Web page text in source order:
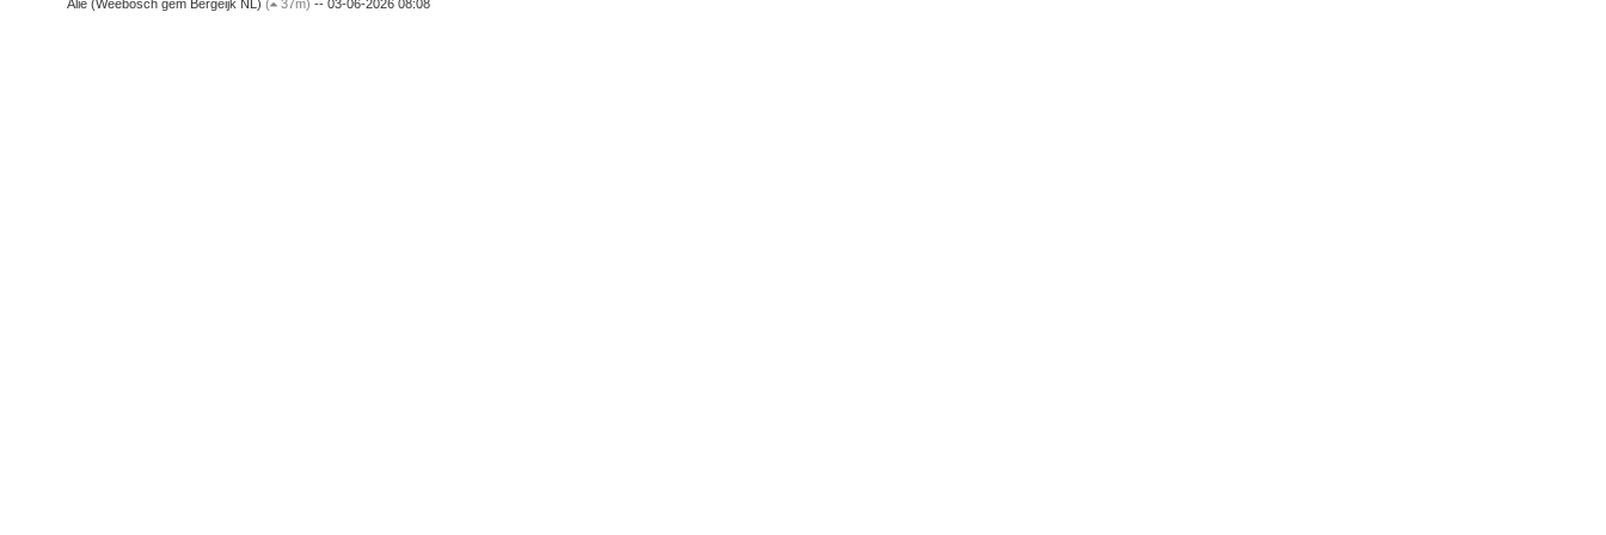
Alie (Weebosch gem Bergeijk NL)( 37m) -- 03-06-2026 08:08